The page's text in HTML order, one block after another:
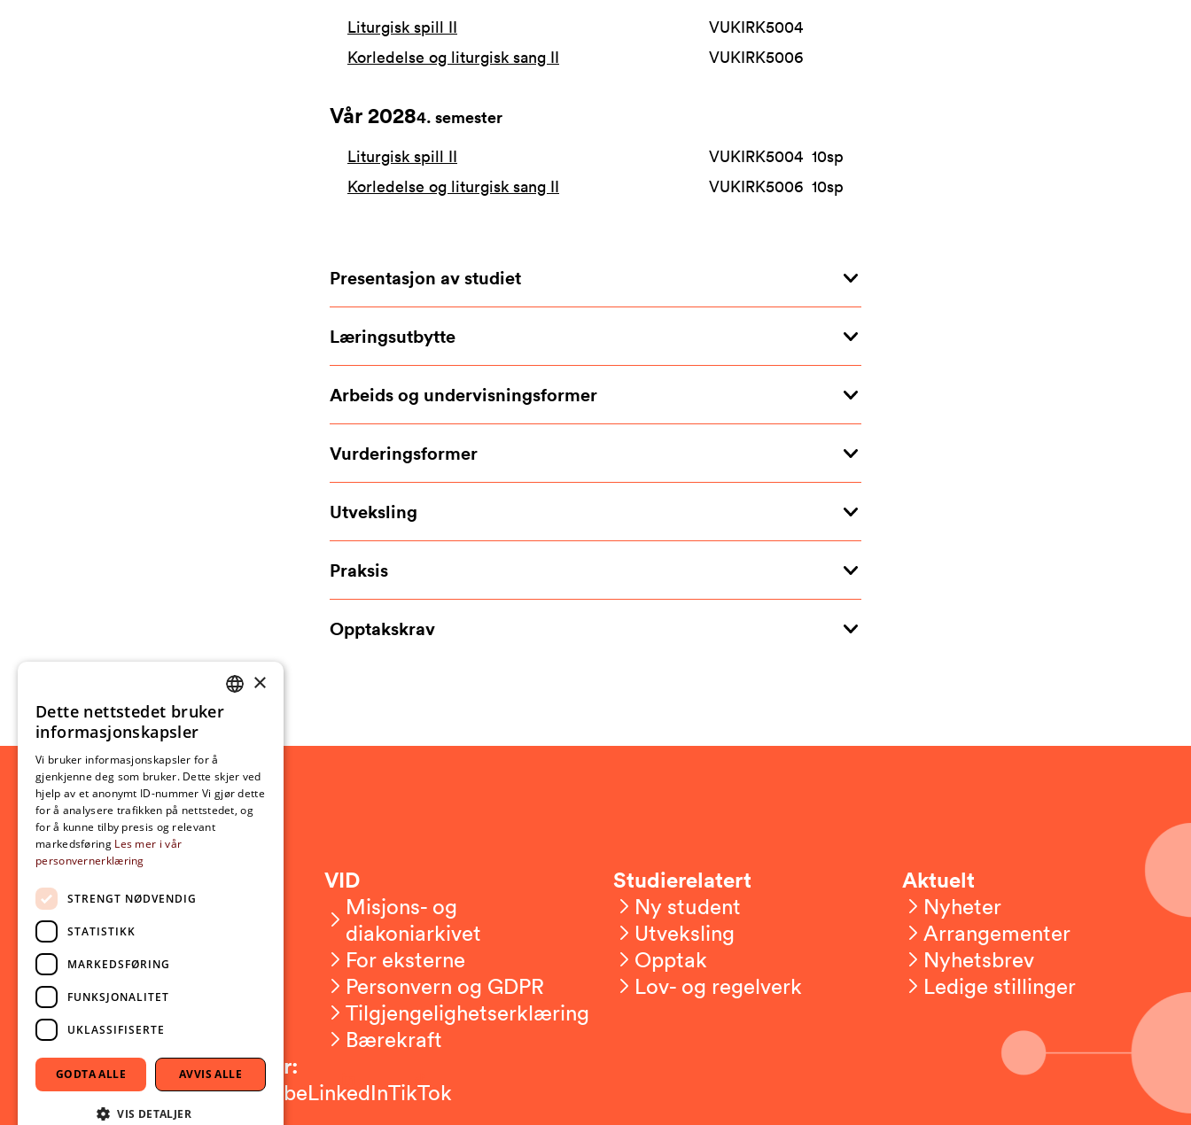
Liturgisk spill II
VUKIRK5004
Korledelse og liturgisk sang II
VUKIRK5006
Vår 20284. semester
Liturgisk spill II
VUKIRK5004 10sp
Korledelse og liturgisk sang II
VUKIRK5006 10sp
Presentasjon av studiet
Læringsutbytte
Arbeids og undervisningsformer
Vurderingsformer
Utveksling
Praksis
Opptakskrav
Kontakt oss
Om VID
Ansatte
Presserom
Sikkerhet og beredskap
VID
Misjons- og
diakoniarkivet
For eksterne
Personvern og GDPR
Tilgjengelighetserklæring
Bærekraft
Studierelatert
Ny student
Utveksling
Opptak
Lov- og regelverk
Aktuelt
Nyheter
Arrangementer
Nyhetsbrev
Ledige stillinger
Følg oss på sosiale medier:
FacebookInstagramYoutubeLinkedInTikTok
NORWEGIAN
×
Dette nettstedet bruker
informasjonskapsler
Vi bruker informasjonskapsler for å
gjenkjenne deg som bruker. Dette skjer ved
hjelp av et anonymt ID-nummer Vi gjør dette
for å analysere trafikken på nettstedet, og
for å kunne tilby presis og relevant
markedsføring Les mer i vår
personvernerklæring
STRENGT NØDVENDIG
STATISTIKK
MARKEDSFØRING
FUNKSJONALITET
UKLASSIFISERTE
GODTA ALLE AVVIS ALLE
VIS DETALJER